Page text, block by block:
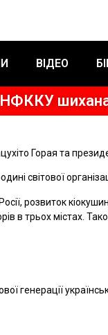
ВІДЕО
НФККУ
Горая та
світової
розвиток
в трьох містах.
генерації